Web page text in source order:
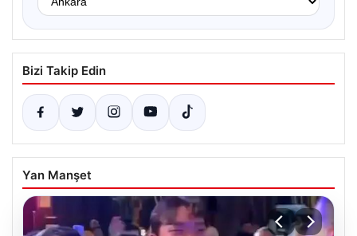
Bizi Takip Edin
Yan Manşet